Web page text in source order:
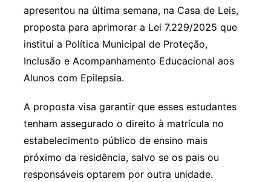
apresentou na última semana, na Casa de Leis,
proposta para aprimorar a Lei 7.229/2025 que
institui a Política Municipal de Proteção,
Inclusão e Acompanhamento Educacional aos
Alunos com Epilepsia.
A proposta visa garantir que esses estudantes
tenham assegurado o direito à matrícula no
estabelecimento público de ensino mais
próximo da residência, salvo se os pais ou
responsáveis optarem por outra unidade.